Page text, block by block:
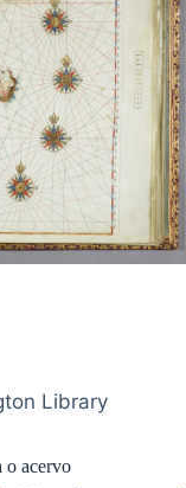
Library
o acervo